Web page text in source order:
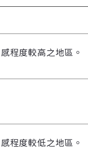
程度較高之地區。
程度較低之地區。